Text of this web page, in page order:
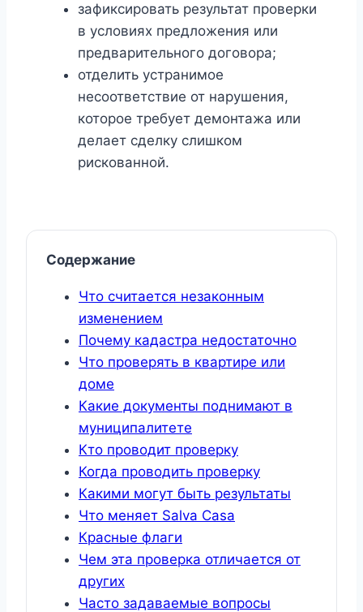
зафиксировать результат проверки
в условиях предложения или
предварительного договора;
отделить устранимое
несоответствие от нарушения,
которое требует демонтажа или
делает сделку слишком
рискованной.
Содержание
Что считается незаконным
изменением
Почему кадастра недостаточно
Что проверять в квартире или
доме
Какие документы поднимают в
муниципалитете
Кто проводит проверку
Когда проводить проверку
Какими могут быть результаты
Что меняет Salva Casa
Красные флаги
Чем эта проверка отличается от
других
Часто задаваемые вопросы